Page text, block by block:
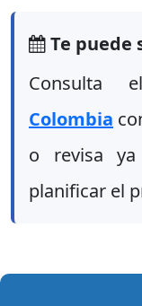
Te puede
Consulta
Colombia
o revisa
planificar el